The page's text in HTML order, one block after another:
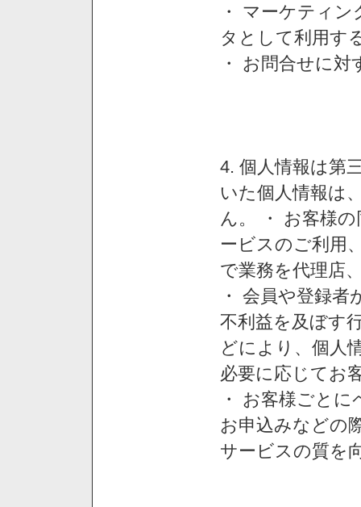
・ マーケティ
タとして利用す
・ お問合せに
4. 個人情報は第
いた個人情報は
ん。 ・ お客様
ービスのご利用
で業務を代理店
・ 会員や登録
不利益を及ぼす
どにより、個人
必要に応じてお
・ お客様ごと
お申込みなどの
サービスの質を